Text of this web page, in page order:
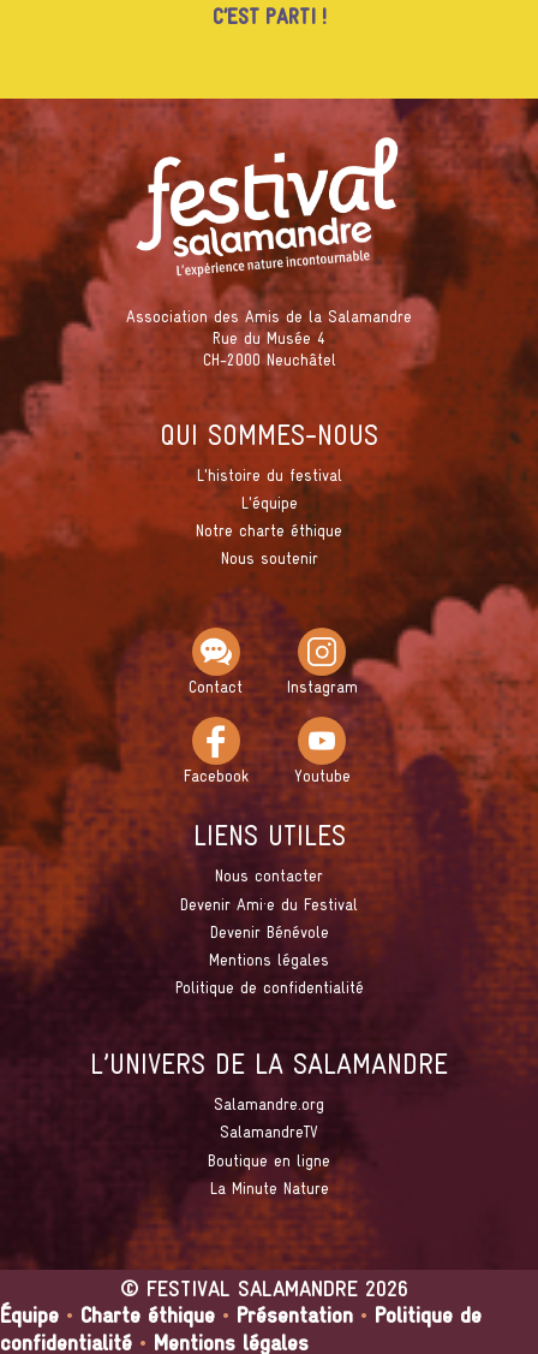
Association des Amis de la Salamandre
Rue du Musée 4
CH-2000 Neuchâtel
QUI SOMMES-NOUS
L'histoire du festival
L'équipe
Notre charte éthique
Nous soutenir
Contact Instagram
Facebook Youtube
LIENS UTILES
Nous contacter
Devenir Ami·e du Festival
Devenir Bénévole
Mentions légales
Politique de confidentialité
L’UNIVERS DE LA SALAMANDRE
Salamandre.org
SalamandreTV
Boutique en ligne
La Minute Nature
© FESTIVAL SALAMANDRE 2026
Équipe • Charte éthique • Présentation • Politique de
confidentialité • Mentions légales